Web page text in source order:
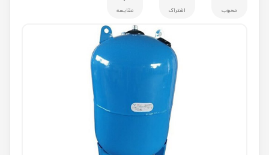
محبوب اشتراک مقایسه